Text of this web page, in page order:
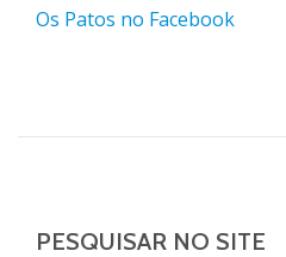
Os Patos no Facebook
PESQUISAR NO SITE